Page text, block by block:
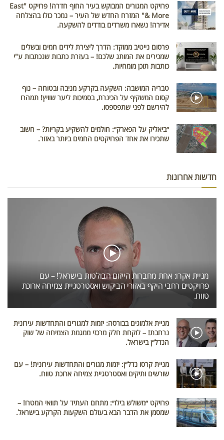
פרויקט המגורים המבוקש בעיר החוף חדרה! פרויקט "East
& More" המזרח החדש של העיר – נמכר כולו בהצלחה
אדירה! נשארו משרדים בודדים להשקעה.
פרסום נייטיב ממוקד: הדרך ליצירת לידים חמים ובשלים
שמכירים את המותג שלכם! – בעזרת כתבות שנכתבות ע"י
כותבות תוכן מומחיות.
טבריה המושבה: השקעה בקרקע מניבה ובטוחה – נוף
קסום המשקיף על הכינרת, בסמיכות ליער שוויץ! תמהרו
להירשם לפני שתפספסו.
״ביאליק על הפארק״: חולמים להשקיע בקריות? – חשוב
שתכירו את אחד הפרויקטים החמים ביותר באזור.
חדשות אחרונות
מניית אקרו: אחת מחברות הייזום הבולטות בישראל! – עם
פרויקטים רחבי היקף באזורי הביקוש ואסטרטגיית צמיחה ארוכת
טווח.
מניית אלמוגים בבורסה: יזמות למגורים והתחדשות עירונית
נרחבת! – לוקחת חלק מרכזי ממגמת הצמיחה של שוק
הנדל״ן בישראל.
מניית קרסו נדל״ן: יזמות מגורים והתחדשות עירונית! – עם
שורשים ותיקים ואסטרטגיית צמיחה ארוכת טווח.
פרויקט ״משולש בילו״: מתחם העתיד על תוואי המטרו! –
שמסמן את הדבר הבא בעולם השקעות הקרקע בישראל.